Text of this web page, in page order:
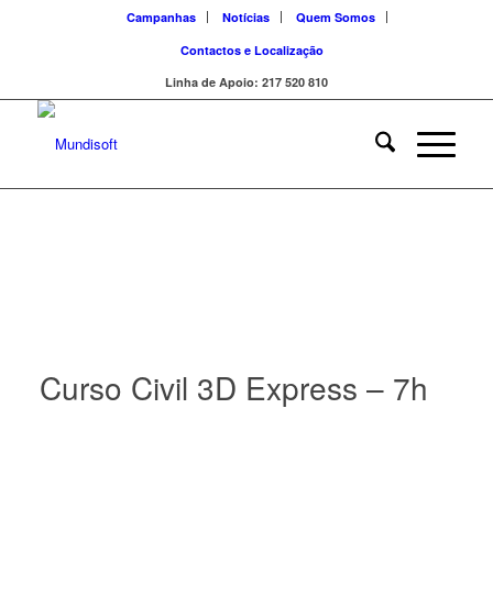
Campanhas Notícias
Quem Somos
Contactos e Localização
Linha de Apoio: 217 520 810
Curso Civil 3D Express – 7h